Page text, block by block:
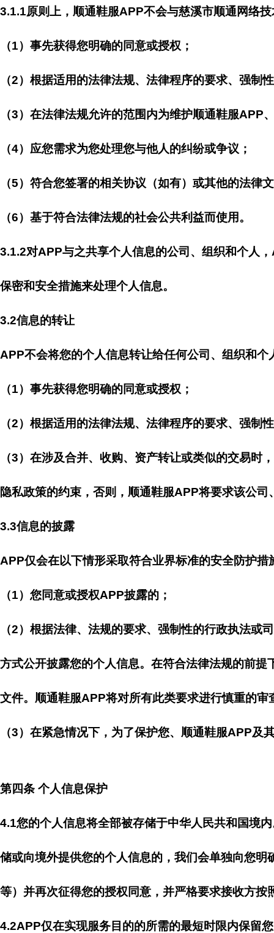
3.1.1原则上，顺通鞋服APP不会与慈溪市顺通网络
（1）事先获得您明确的同意或授权；
（2）根据适用的法律法规、法律程序的要求、强制
（3）在法律法规允许的范围内为维护顺通鞋服
（4）应您需求为您处理您与他人的纠纷或争议；
（5）符合您签署的相关协议（如有）或其他的法律
（6）基于符合法律法规的社会公共利益而使用。
3.1.2对APP与之共享个人信息的公司、组织和个人
保密和安全措施来处理个人信息。
3.2信息的转让
APP不会将您的个人信息转让给任何公司、组织和个
（1）事先获得您明确的同意或授权；
（2）根据适用的法律法规、法律程序的要求、强制
（3）在涉及合并、收购、资产转让或类似的交易
隐私政策的约束，否则，顺通鞋服APP将要求该公
3.3信息的披露
APP仅会在以下情形采取符合业界标准的安全防护
（1）您同意或授权APP披露的；
（2）根据法律、法规的要求、强制性的行政执法
方式公开披露您的个人信息。在符合法律法规的前
文件。顺通鞋服APP将对所有此类要求进行慎重的
（3）在紧急情况下，为了保护您、顺通鞋服APP及
第四条 个人信息保护
4.1您的个人信息将全部被存储于中华人民共和国境
储或向境外提供您的个人信息的，我们会单独向您
等）并再次征得您的授权同意，并严格要求接收方
4.2APP仅在实现服务目的的所需的最短时限内保留